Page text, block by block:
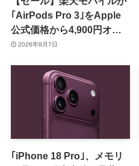
｢AirPods Pro 3｣をApple
公式価格から4,900円オフ
で販売中
2026年8月7日
｢iPhone 18 Pro｣、メモリ